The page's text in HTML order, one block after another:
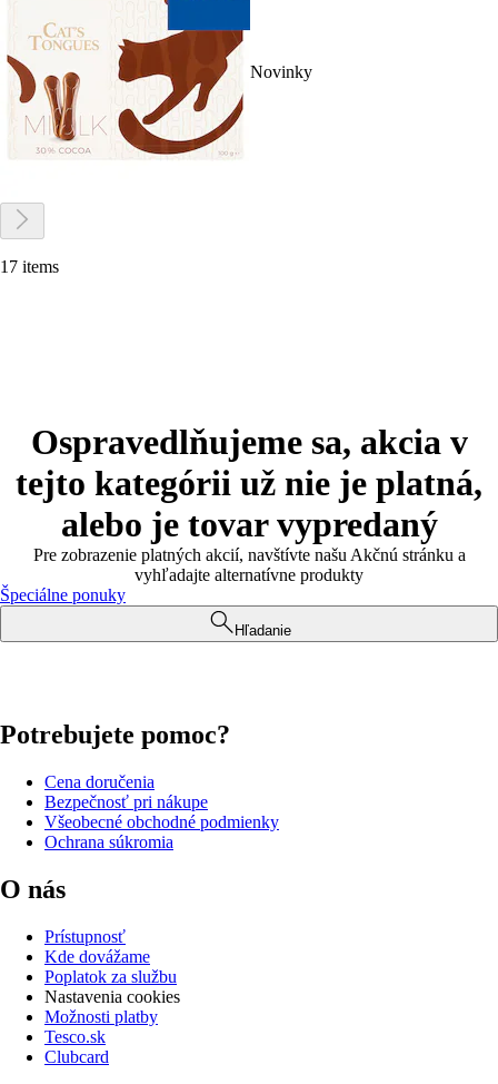
Novinky
17 items
Ospravedlňujeme sa, akcia v
tejto kategórii už nie je platná,
alebo je tovar vypredaný
Pre zobrazenie platných akcií, navštívte našu Akčnú stránku a
vyhľadajte alternatívne produkty
Špeciálne ponuky
Hľadanie
Potrebujete pomoc?
Cena doručenia
Bezpečnosť pri nákupe
Všeobecné obchodné podmienky
Ochrana súkromia
O nás
Prístupnosť
Kde dovážame
Poplatok za službu
Nastavenia cookies
Možnosti platby
Tesco.sk
Clubcard